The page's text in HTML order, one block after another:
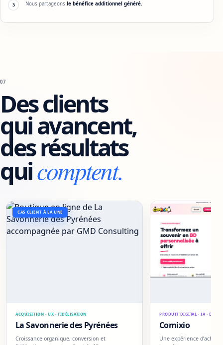
3 Nous partageons le bénéfice additionnel généré.
07
Des clients
qui avancent,
des résultats
quicomptent.
CAS CLIENT À LA UNE
ACQUISITION · UX · FIDÉLISATION
La Savonnerie des Pyrénées
Croissance organique, conversion et
PRODUIT DIGITAL · IA · E-
Comixio
Une expérience d’achat